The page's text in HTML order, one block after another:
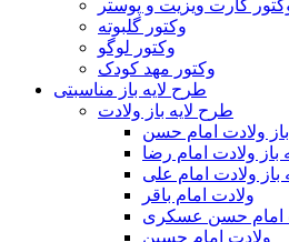
کارت ویزیت و پوستر
وکتور گلبوته
وکتور لوگو
وکتور مهد کودک
طرح لایه باز مناسبتی
طرح لایه باز ولادت
ولادت امام حسن
باز ولادت امام رضا
باز ولادت امام علی
ولادت امام باقر
ولادت امام حسین